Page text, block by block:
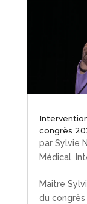
congrès
par Sylvie
Médical,
Maitre
du congrès